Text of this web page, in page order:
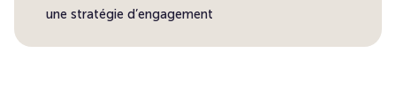
une stratégie d’engagement